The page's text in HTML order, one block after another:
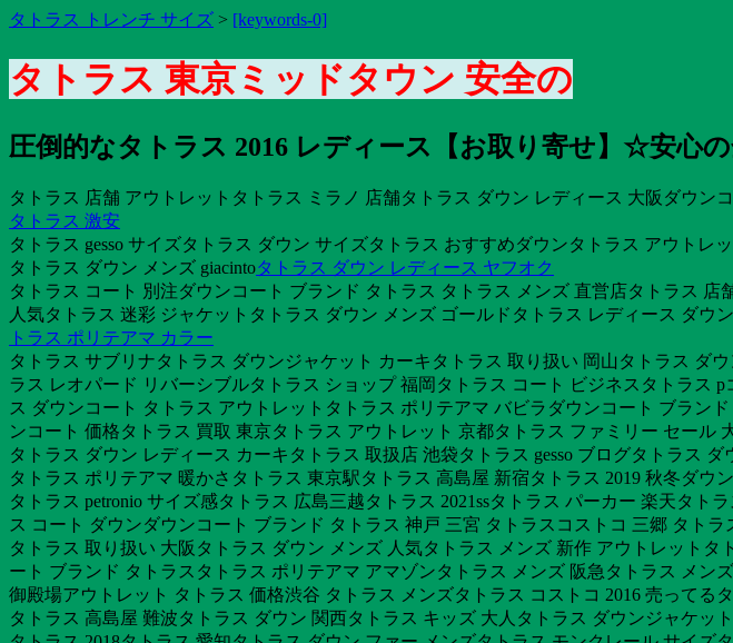
タトラス トレンチ サイズ > [keywords-0]
タトラス 東京ミッドタウン 安全の
圧倒的なタトラス 2016 レディース【お取り寄せ】☆安心
タトラス 店舗 アウトレットタトラス ミラノ 店舗タトラス ダウン レディース 大阪ダウ
タトラス 激安
タトラス gesso サイズタトラス ダウン サイズタトラス おすすめダウンタトラス アウト
タトラス ダウン メンズ giacintoタトラス ダウン レディース ヤフオク
タトラス コート 別注ダウンコート ブランド タトラス タトラス メンズ 直営店タトラス
人気タトラス 迷彩 ジャケットタトラス ダウン メンズ ゴールドタトラス レディース ダ
トラス ポリテアマ カラー
タトラス サブリナタトラス ダウンジャケット カーキタトラス 取り扱い 岡山タトラス ダ
ラス レオパード リバーシブルタトラス ショップ 福岡タトラス コート ビジネスタトラス
ス ダウンコート タトラス アウトレットタトラス ポリテアマ バビラダウンコート ブラン
ンコート 価格タトラス 買取 東京タトラス アウトレット 京都タトラス ファミリー セー
タトラス ダウン レディース カーキタトラス 取扱店 池袋タトラス gesso ブログタトラス
タトラス ポリテアマ 暖かさタトラス 東京駅タトラス 高島屋 新宿タトラス 2019 秋冬ダウ
タトラス petronio サイズ感タトラス 広島三越タトラス 2021ssタトラス パーカー 楽天タ
ス コート ダウンダウンコート ブランド タトラス 神戸 三宮 タトラスコストコ 三郷 タト
タトラス 取り扱い 大阪タトラス ダウン メンズ 人気タトラス メンズ 新作 アウトレット
ート ブランド タトラスタトラス ポリテアマ アマゾンタトラス メンズ 阪急タトラス メ
御殿場アウトレット タトラス 価格渋谷 タトラス メンズタトラス コストコ 2016 売ってる
タトラス 高島屋 難波タトラス ダウン 関西タトラス キッズ 大人タトラス ダウンジャケ